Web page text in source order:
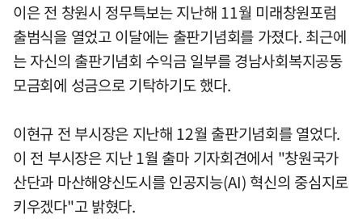
이은 전 창원시 정무특보는 지난해 11월 미래창원포럼
출범식을 열었고 이달에는 출판기념회를 가졌다. 최근에
는 자신의 출판기념회 수익금 일부를 경남사회복지공동
모금회에 성금으로 기탁하기도 했다.
이현규 전 부시장은 지난해 12월 출판기념회를 열었다.
이 전 부시장은 지난 1월 출마 기자회견에서 "창원국가
산단과 마산해양신도시를 인공지능(AI) 혁신의 중심지로
키우겠다"고 밝혔다.